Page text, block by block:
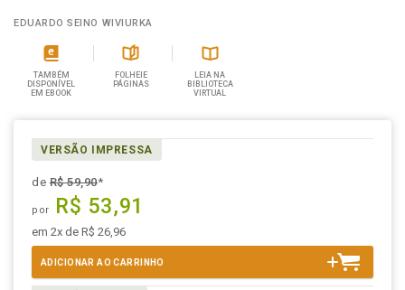
EDUARDO SEINO WIVIURKA
TAMBÉM
DISPONÍVEL
EM EBOOK
FOLHEIE
PÁGINAS
LEIA NA
BIBLIOTECA
VIRTUAL
VERSÃO IMPRESSA
deR$ 59,90*
por R$ 53,91
em 2x de R$ 26,96
ADICIONAR AO CARRINHO